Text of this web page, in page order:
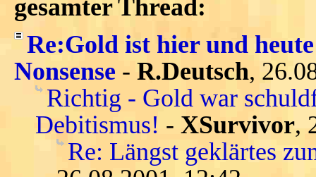
gesamter Thread:
Re:Gold ist hier und
Nonsense - R.Deutsch,
Richtig - Gold war
Debitismus! - XSurvivor,
Re: Längst geklärtes